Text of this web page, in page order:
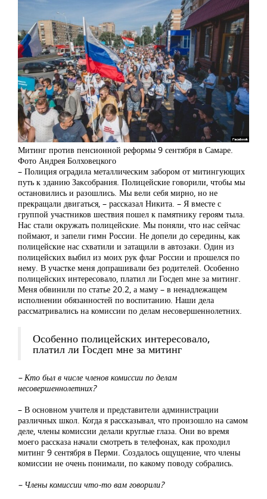
Митинг против пенсионной реформы 9 сентября в Самаре.
Фото Андрея Болховецкого
– Полиция оградила металлическим забором от митингующих
путь к зданию Заксобрания. Полицейские говорили, чтобы мы
остановились и разошлись. Мы вели себя мирно, но не
прекращали двигаться, – рассказал Никита. – Я вместе с
группой участников шествия пошел к памятнику героям тыла.
Нас стали окружать полицейские. Мы поняли, что нас сейчас
поймают, и запели гимн России. Не допели до середины, как
полицейские нас схватили и затащили в автозаки. Один из
полицейских выбил из моих рук флаг России и прошелся по
нему. В участке меня допрашивали без родителей. Особенно
полицейских интересовало, платил ли Госдеп мне за митинг.
Меня обвинили по статье 20.2, а маму – в ненадлежащем
исполнении обязанностей по воспитанию. Наши дела
рассматривались на комиссии по делам несовершеннолетних.
Особенно полицейских интересовало,
платил ли Госдеп мне за митинг
– Кто был в числе членов комиссии по делам
несовершеннолетних?
– В основном учителя и представители администрации
различных школ. Когда я рассказывал, что произошло на самом
деле, члены комиссии делали круглые глаза. Они во время
моего рассказа начали смотреть в телефонах, как проходил
митинг 9 сентября в Перми. Создалось ощущение, что члены
комиссии не очень понимали, по какому поводу собрались.
– Члены комиссии что-то вам говорили?